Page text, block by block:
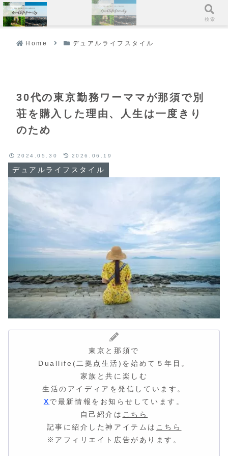
Home デュアルライフスタイル
30代の東京勤務ワーママが那須で別
荘を購入した理由、人生は一度きり
のため
デュアルライフスタイル
2024.05.30 2026.06.19
東京と那須で
Duallife(二拠点生活)を始めて５年目。
家族と共に楽しむ
生活のアイディア を発信しています。
Xで最新情報をお知らせしています。
自己紹介は こちら
記事に紹介した神アイテムは こちら
※アフィリエイト広告があります。
メニュー 検索